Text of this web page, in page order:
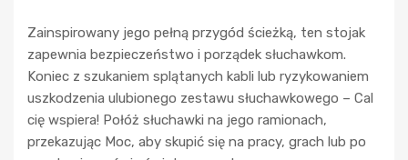
Zainspirowany jego pełną przygód ścieżką, ten stojak
zapewnia bezpieczeństwo i porządek słuchawkom.
Koniec z szukaniem splątanych kabli lub ryzykowaniem
uszkodzenia ulubionego zestawu słuchawkowego – Cal
cię wspiera! Połóż słuchawki na jego ramionach,
przekazując Moc, aby skupić się na pracy, grach lub po